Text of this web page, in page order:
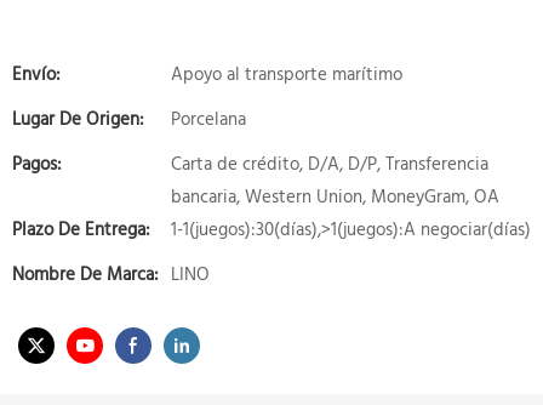
Envío:
Apoyo al transporte marítimo
Lugar De Origen:
Porcelana
Pagos:
Carta de crédito, D/A, D/P, Transferencia
bancaria, Western Union, MoneyGram, OA
Plazo De Entrega:
1-1(juegos):30(días),>1(juegos):A negociar(días)
Nombre De Marca: LINO